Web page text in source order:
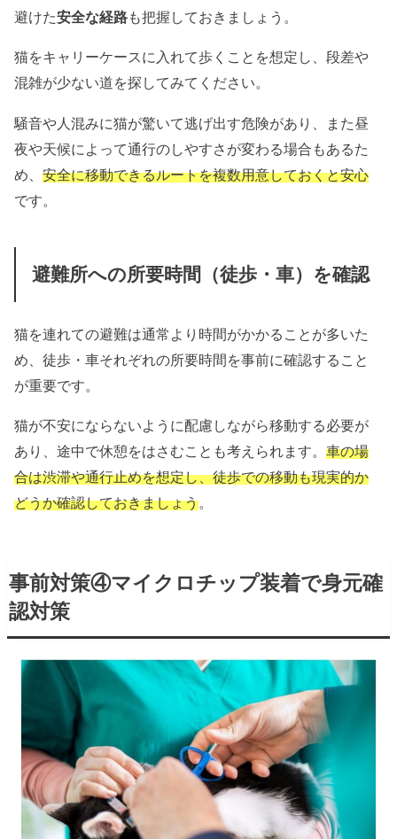
避けた安全な経路も把握しておきましょう。
猫をキャリーケースに入れて歩くことを想定し、段差や
混雑が少ない道を探してみてください。
騒音や人混みに猫が驚いて逃げ出す危険があり、また昼
夜や天候によって通行のしやすさが変わる場合もあるた
め、安全に移動できるルートを複数用意しておくと安心
です。
避難所への所要時間（徒歩・車）を確認
猫を連れての避難は通常より時間がかかることが多いた
め、徒歩・車それぞれの所要時間を事前に確認すること
が重要です。
猫が不安にならないように配慮しながら移動する必要が
あり、途中で休憩をはさむことも考えられます。車の場
合は渋滞や通行止めを想定し、徒歩での移動も現実的か
どうか確認しておきましょう。
事前対策④マイクロチップ装着で身元確
認対策